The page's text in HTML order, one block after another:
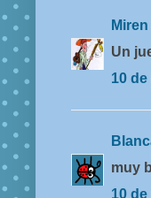
Miren
Un
10
muy
10